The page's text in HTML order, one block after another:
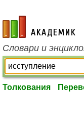
academic.ru
Словари и
Толкования